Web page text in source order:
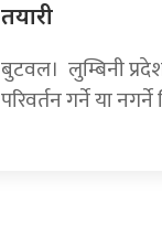
तयारी
बुटवल। लुम्बिनी
परिवर्तन गर्ने या